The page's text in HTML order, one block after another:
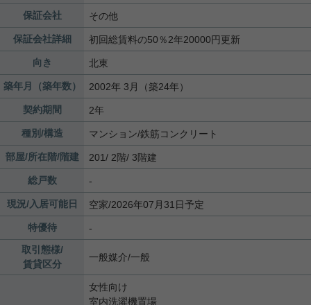
保証会社 その他
保証会社詳細 初回総賃料の50％2年20000円更新
向き 北東
築年月（築年数） 2002年 3月（築24年）
契約期間 2年
種別/構造 マンション/鉄筋コンクリート
部屋/所在階/階建 201/ 2階/ 3階建
総戸数 -
現況/入居可能日 空家/2026年07月31日予定
特優待
-
取引態様/
賃貸区分
一般媒介/一般
女性向け
室内洗濯機置場